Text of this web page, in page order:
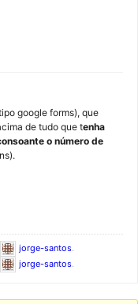
google forms), que
de tudo que tenha
o número de
jorge-santos.
jorge-santos.